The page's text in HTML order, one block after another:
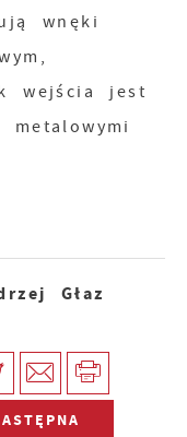
wnęki
wejścia jest
Głaz